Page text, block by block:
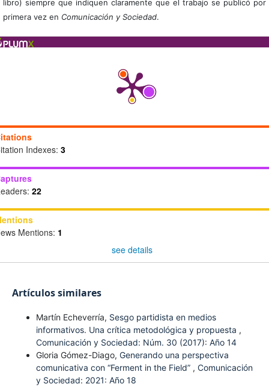
libro) siempre que indiquen claramente que el trabajo se publicó por
primera vez en Comunicación y Sociedad.
Indexes: 3
22
Mentions: 1
see details
Artículos similares
Martín Echeverría, Sesgo partidista en medios
informativos. Una crítica metodológica y propuesta ,
Comunicación y Sociedad: Núm. 30 (2017): Año 14
Gloria Gómez-Diago, Generando una perspectiva
comunicativa con “Ferment in the Field” , Comunicación
y Sociedad: 2021: Año 18